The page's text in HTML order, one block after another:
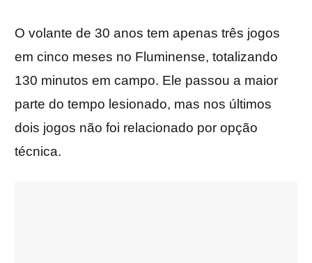
O volante de 30 anos tem apenas três jogos
em cinco meses no Fluminense, totalizando
130 minutos em campo. Ele passou a maior
parte do tempo lesionado, mas nos últimos
dois jogos não foi relacionado por opção
técnica.